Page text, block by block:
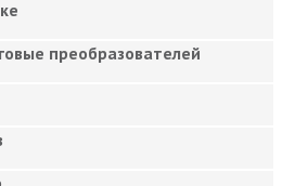
преобразователей